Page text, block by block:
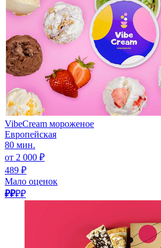
VibeCream мороженое
Европейская
80 мин.
от 2 000 ₽
489 ₽
Мало оценок
₽₽₽₽